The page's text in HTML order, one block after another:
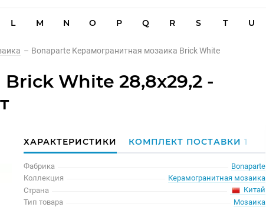
L M N O P Q R S T U
– Bonaparte Керамогранитная мозаика Brick White
White 28,8x29,2 -
ХАРАКТЕРИСТИКИ КОМПЛЕКТ ПОСТАВКИ1
Фабрика
Bonaparte
Коллекция
Керамогранитная мозаика
Страна
Китай
Тип товара
Мозаика